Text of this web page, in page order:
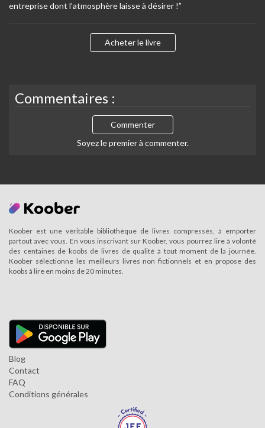
entreprise dont l’atmosphère laisse à désirer !”
Acheter le livre
Commentaires :
Commenter
Soyez le premier à commenter.
Koober est une véritable bibliothèque de livres compressés, à emporter
partout avec vous. En vous inscrivant sur Koober, vous pourrez lire à volonté
des centaines de koobs de livres de qualité à tout moment de la journée.
Koober sélectionne les meilleurs livres non fictionnels et en propose des
koobs à lire en moins de 20 minutes.
Blog
Contact
FAQ
Conditions générales